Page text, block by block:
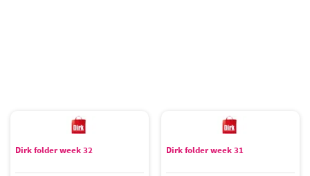
Dirk folder week 32 Dirk folder week 31